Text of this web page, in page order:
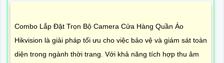
Combo Lắp Đặt Trọn Bộ Camera Cửa Hàng Quần Áo
Hikvision là giải pháp tối ưu cho việc bảo vệ và giám sát toàn
diện trong ngành thời trang. Với khả năng tích hợp thu âm